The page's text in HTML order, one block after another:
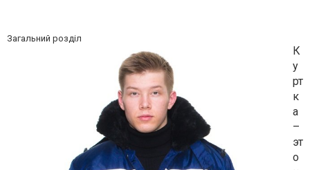
Загальний розділ
К
у
рт
к
а
–
эт
о